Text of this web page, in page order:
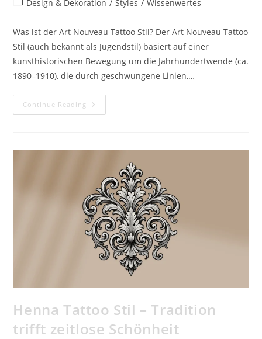
PostDesign & Dekoration / Styles / Wissenwertes
Was ist der Art Nouveau Tattoo Stil? Der Art Nouveau Tattoo
Stil (auch bekannt als Jugendstil) basiert auf einer
kunsthistorischen Bewegung um die Jahrhundertwende (ca.
1890–1910), die durch geschwungene Linien,…
Continue Reading Art
Nouveau
Eleganz
Und
Formen
Henna Tattoo Stil – Tradition
trifft zeitlose Schönheit